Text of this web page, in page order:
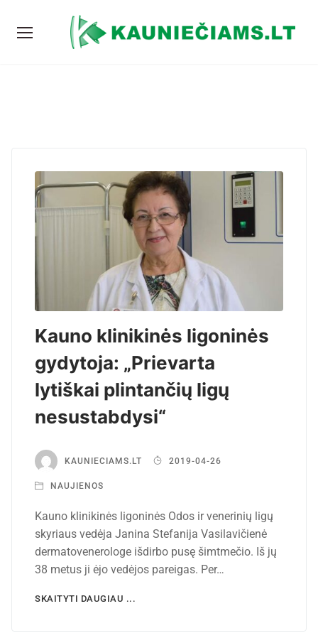
Kauno klinikinės ligoninės
gydytoja: „Prievarta
lytiškai plintančių ligų
nesustabdysi“
KAUNIECIAMS.LT 2019-04-26
NAUJIENOS
Kauno klinikinės ligoninės Odos ir venerinių ligų
skyriaus vedėja Janina Stefanija Vasilavičienė
dermatovenerologe išdirbo pusę šimtmečio. Iš jų
38 metus ji ėjo vedėjos pareigas. Per…
SKAITYTI DAUGIAU ...